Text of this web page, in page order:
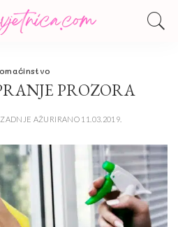
PROZORA
ZADNJE AŽURIRANO 11.03.2019.